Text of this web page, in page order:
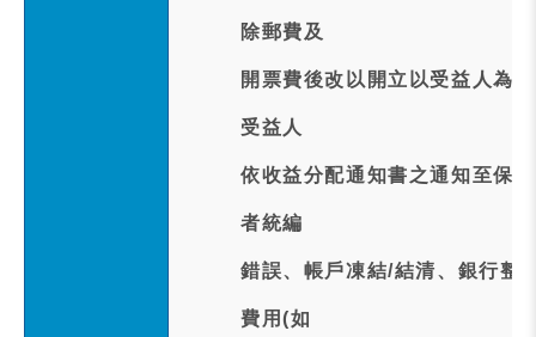
除郵費及
開票費後改以開立以受益人為
受益人
依收益分配通知書之通知至保
者統編
錯誤、帳戶凍結/結清、銀行整
費用(如